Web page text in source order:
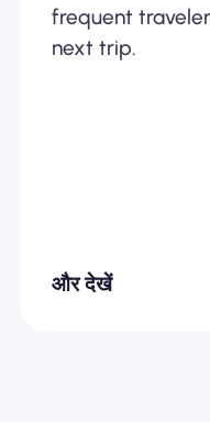
frequent
next trip.
और देखें